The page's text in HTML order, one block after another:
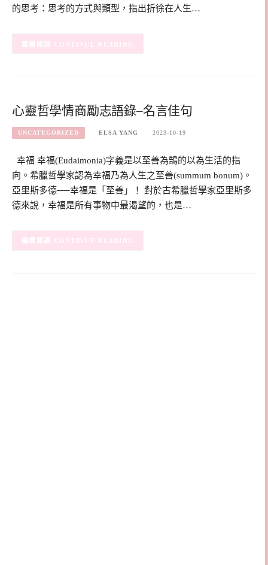
的思考：思考的方式與類型，指出折徐在人生…
CONTINUE READING
心靈哲學情商勵志語錄–名言佳句
UNCATEGORIZED ELSA YANG 2023-10-19
幸福 幸福(Eudaimonia)字義是以至善為鵠的以為生活的指
向。希臘哲學家認為幸福乃為人生之至善(summum bonum)。
亞里斯多德──幸福是「至善」！ 對於古希臘哲學家亞里斯多
德來說，幸福是所有事物中最渴望的，也是…
CONTINUE READING